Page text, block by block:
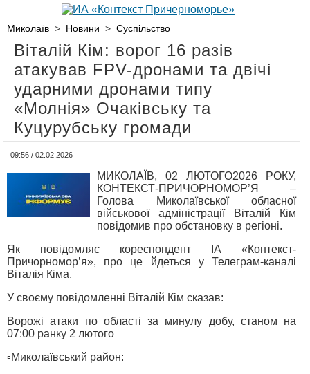
Миколаїв > Новини > Суспільство
Віталій Кім: ворог 16 разів
атакував FPV-дронами та двічі
ударними дронами типу
«Молнія» Очаківську та
Куцурубську громади
09:56 / 02.02.2026
МИКОЛАЇВ, 02 ЛЮТОГО2026 РОКУ,
КОНТЕКСТ-ПРИЧОРНОМОР’Я –
Голова Миколаївської обласної
військової адміністрації Віталій Кім
повідомив про обстановку в регіоні.
Як повідомляє кореспондент ІА «Контекст-
Причорномор’я», про це йдеться у Телеграм-каналі
Віталія Кіма.
У своєму повідомленні Віталій Кім сказав:
Ворожі атаки по області за минулу добу, станом на
07:00 ранку 2 лютого
▫️Миколаївський район: